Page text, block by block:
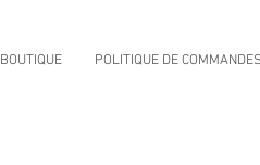
BOUTIQUE POLITIQUE DE COMMANDES